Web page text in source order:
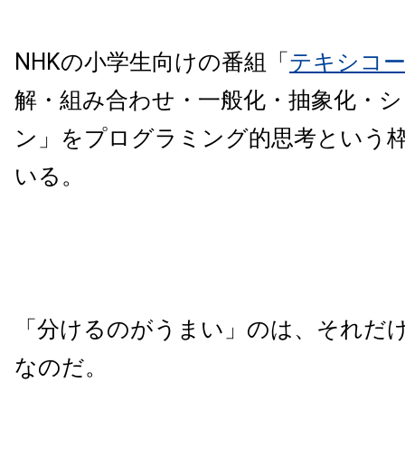
NHKの小学生向けの番組「 テキシコー
解・組み合わせ・一般化・抽象化・
ン」をプログラミング的思考という
いる。
「分けるのがうまい」のは、それだ
なのだ。